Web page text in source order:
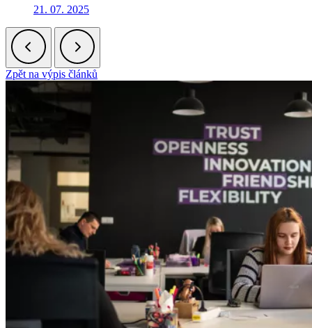
21. 07. 2025
Zpět na výpis článků